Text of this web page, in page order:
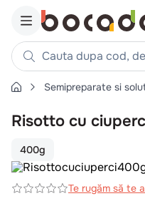
Cauta dupa cod,
Căutări populare
1. cartofi
piept pui
3. pui
4. chifle
Semipreparate si
Risotto cu
400g
Te rugăm să te